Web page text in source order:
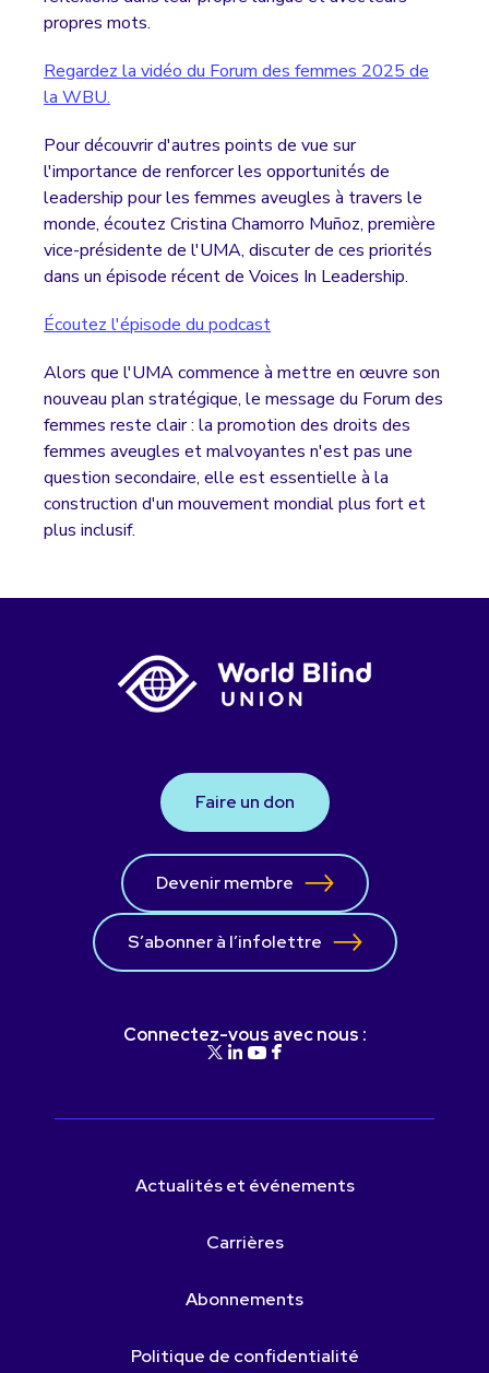
propres mots.
Regardez la vidéo du Forum des femmes 2025 de
la WBU.
Pour découvrir d'autres points de vue sur
l'importance de renforcer les opportunités de
leadership pour les femmes aveugles à travers le
monde, écoutez Cristina Chamorro Muñoz, première
vice-présidente de l'UMA, discuter de ces priorités
dans un épisode récent de Voices In Leadership.
Écoutez l'épisode du podcast
Alors que l'UMA commence à mettre en œuvre son
nouveau plan stratégique, le message du Forum des
femmes reste clair : la promotion des droits des
femmes aveugles et malvoyantes n'est pas une
question secondaire, elle est essentielle à la
construction d'un mouvement mondial plus fort et
plus inclusif.
Faire un don
Devenir membre
S’abonner à l’infolettre
Connectez-vous avec nous :
Actualités et événements
Carrières
Abonnements
Politique de confidentialité